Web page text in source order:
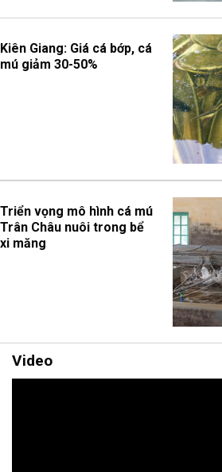
Kiên Giang: Giá cá bớp, cá
mú giảm 30-50%
Triển vọng mô hình cá mú
Trân Châu nuôi trong bể
xi măng
Video